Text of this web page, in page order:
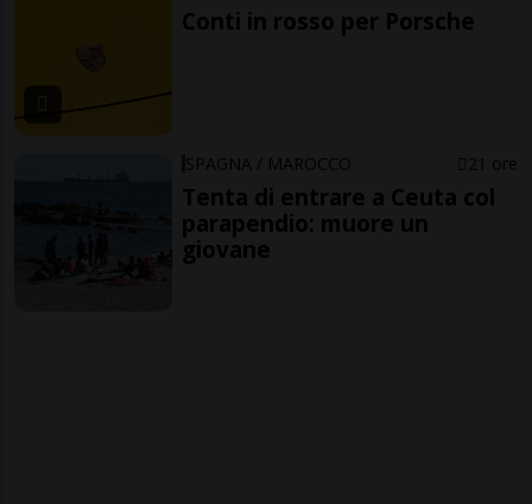
Conti in rosso per Porsche
SPAGNA / MAROCCO 21 ore
Tenta di entrare a Ceuta col
parapendio: muore un
giovane